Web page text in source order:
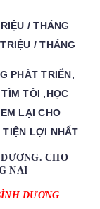
/ THÁNG
/ THÁNG
PHÁT TRIỂN,
TÒI ,HỌC
LẠI CHO
TIỆN LỢI NHẤT
DƯƠNG